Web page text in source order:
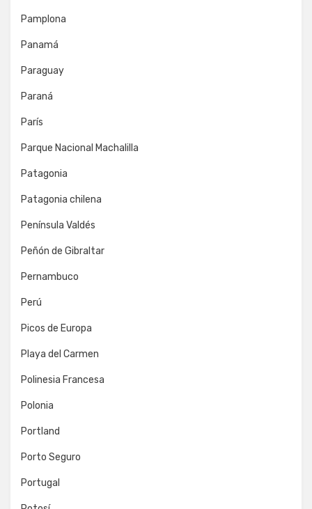
Pamplona
Panamá
Paraguay
Paraná
París
Parque Nacional Machalilla
Patagonia
Patagonia chilena
Península Valdés
Peñón de Gibraltar
Pernambuco
Perú
Picos de Europa
Playa del Carmen
Polinesia Francesa
Polonia
Portland
Porto Seguro
Portugal